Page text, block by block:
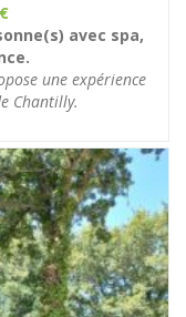
€
avec spa,
une expérience
Chantilly.